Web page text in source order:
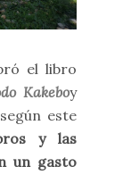
el libro
Kakeboy
este
y las
un gasto